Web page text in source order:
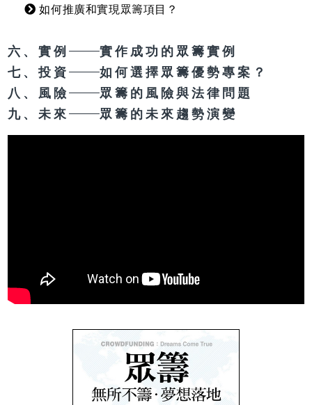
如何推廣和實現眾籌項目？
六、實例
實作成功的眾籌實例
七、投資
如何選擇眾籌優勢專案？
八、風險
眾籌的風險與法律問題
九、未來
眾籌的未來趨勢演變